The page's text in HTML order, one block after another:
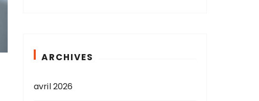
ARCHIVES
avril 2026